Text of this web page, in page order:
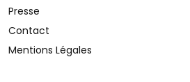
Presse
Contact
Mentions Légales